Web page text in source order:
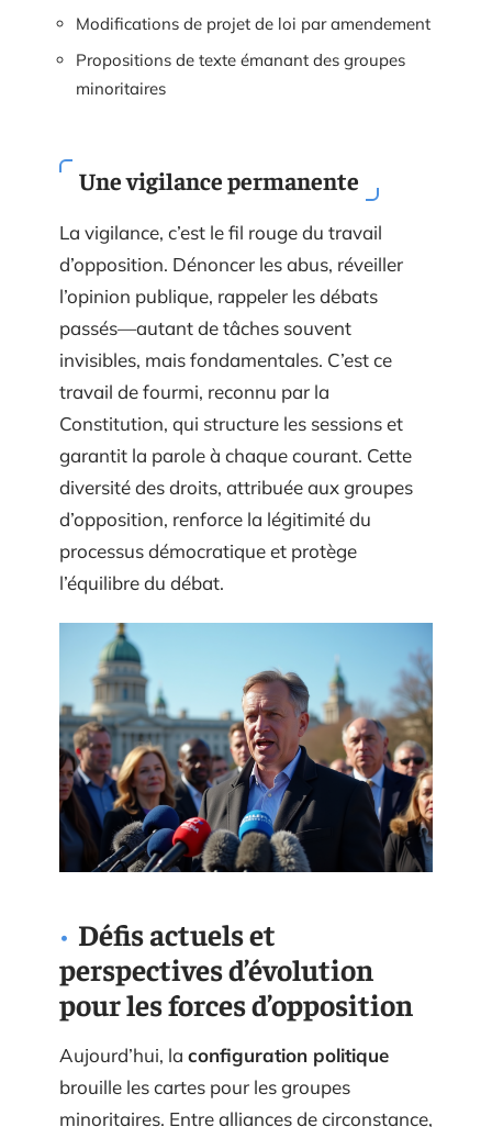
Modifications de projet de loi par amendement
Propositions de texte émanant des groupes
minoritaires
Une vigilance permanente
La vigilance, c’est le fil rouge du travail
d’opposition. Dénoncer les abus, réveiller
l’opinion publique, rappeler les débats
passés—autant de tâches souvent
invisibles, mais fondamentales. C’est ce
travail de fourmi, reconnu par la
Constitution, qui structure les sessions et
garantit la parole à chaque courant. Cette
diversité des droits, attribuée aux groupes
d’opposition, renforce la légitimité du
processus démocratique et protège
l’équilibre du débat.
Défis actuels et
perspectives d’évolution
pour les forces d’opposition
Aujourd’hui, la configuration politique
brouille les cartes pour les groupes
minoritaires. Entre alliances de circonstance,